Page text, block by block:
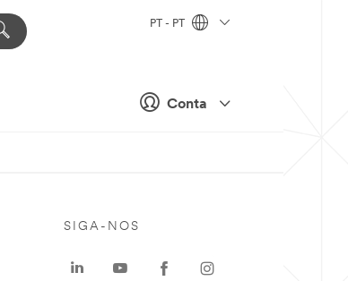
Conta
PT - PT
SIGA-NOS